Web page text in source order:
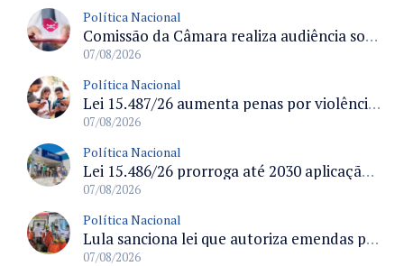
Política Nacional
Comissão da Câmara realiza audiência sobre apostas online para medir o tamanho do mercado ilegal
07/08/2026
Política Nacional
Lei 15.487/26 aumenta penas por violência sexual digital contra crianças e adolescentes e autoriza ronda virtual para investigação
07/08/2026
Política Nacional
Lei 15.486/26 prorroga até 2030 aplicação do FGTS em crédito para hospitais filantrópicos e santas casas
07/08/2026
Política Nacional
Lula sanciona lei que autoriza emendas parlamentares para atendimento pré-hospitalar pelos bombeiros
07/08/2026